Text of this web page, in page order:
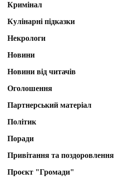
Кримінал
Кулінарні підказки
Некрологи
Новини
Новини від читачів
Оголошення
Партнерський матеріал
Політик
Поради
Привітання та поздоровлення
Проєкт "Громади"